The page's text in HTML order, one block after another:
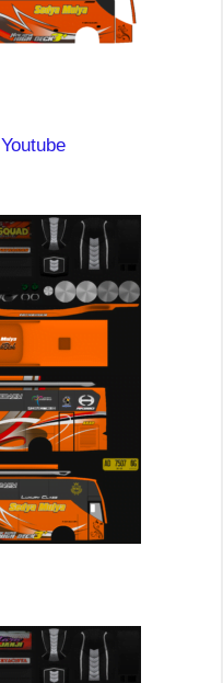
Youtube